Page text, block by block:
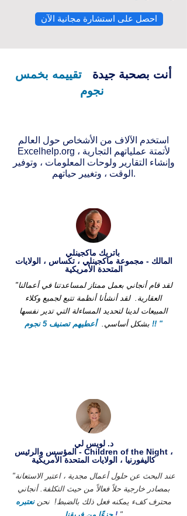
احصل على استشارة مجانية الآن
أنت بصحبة جيدة
تقييمه بخمس
نجوم
استخدم الآلاف من الأشخاص حول العالم
Excelhelp.org لأتمتة عملياتهم التجارية ،
وإنشاء التقارير ولوحات المعلومات ، وتوفير
الوقت ، وتغيير حياتهم.
باتريك ماكجينلي
المالك - مجموعة ماكجينلي ، تكساس ، الولايات
المتحدة الأمريكية
"لقد قام أنجاني بعمل ممتاز لمساعدتنا في أعمالنا
العقارية. لقد أنشأنا أنظمة تتبع لجميع وكلاء
المبيعات لدينا لتحديد المساءلة التي تدير نفسها
بشكل أساسي. أعطيهم تصنيف 5 نجوم !! "
د. لويس لي
المؤسس والرئيس - Children of the Night ،
كاليفورنيا ، الولايات المتحدة الأمريكية
"عند البحث عن حلول أعمال مجدية ، اعتبر الاستعانة
بمصادر خارجية حلاً فعالاً من حيث التكلفة. أنجاني
محترف كفء يمكنه فعل ذلك بالضبط! نحن نعتبره